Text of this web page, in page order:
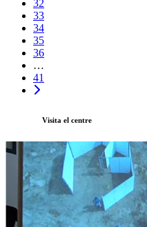
32
33
34
35
36
…
41
Visita el centre